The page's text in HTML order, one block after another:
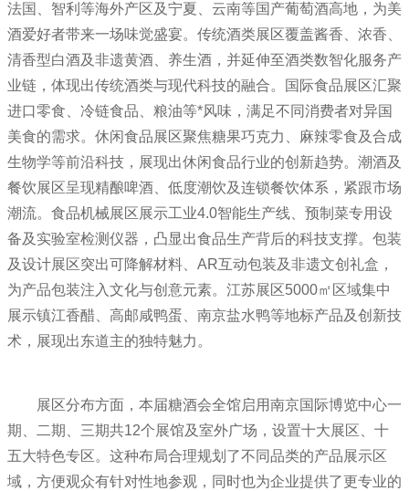
法国、智利等海外产区及宁夏、云南等国产葡萄酒高地，为美
酒爱好者带来一场味觉盛宴。传统酒类展区覆盖酱香、浓香、
清香型白酒及非遗黄酒、养生酒，并延伸至酒类数智化服务产
业链，体现出传统酒类与现代科技的融合。国际食品展区汇聚
进口零食、冷链食品、粮油等*风味，满足不同消费者对异国
美食的需求。休闲食品展区聚焦糖果巧克力、麻辣零食及合成
生物学等前沿科技，展现出休闲食品行业的创新趋势。潮酒及
餐饮展区呈现精酿啤酒、低度潮饮及连锁餐饮体系，紧跟市场
潮流。食品机械展区展示工业4.0智能生产线、预制菜专用设
备及实验室检测仪器，凸显出食品生产背后的科技支撑。包装
及设计展区突出可降解材料、AR互动包装及非遗文创礼盒，
为产品包装注入文化与创意元素。江苏展区5000㎡区域集中
展示镇江香醋、高邮咸鸭蛋、南京盐水鸭等地标产品及创新技
术，展现出东道主的独特魅力。
展区分布方面，本届糖酒会全馆启用南京国际博览中心一
期、二期、三期共12个展馆及室外广场，设置十大展区、十
五大特色专区。这种布局合理规划了不同品类的产品展示区
域，方便观众有针对性地参观，同时也为企业提供了更专业的